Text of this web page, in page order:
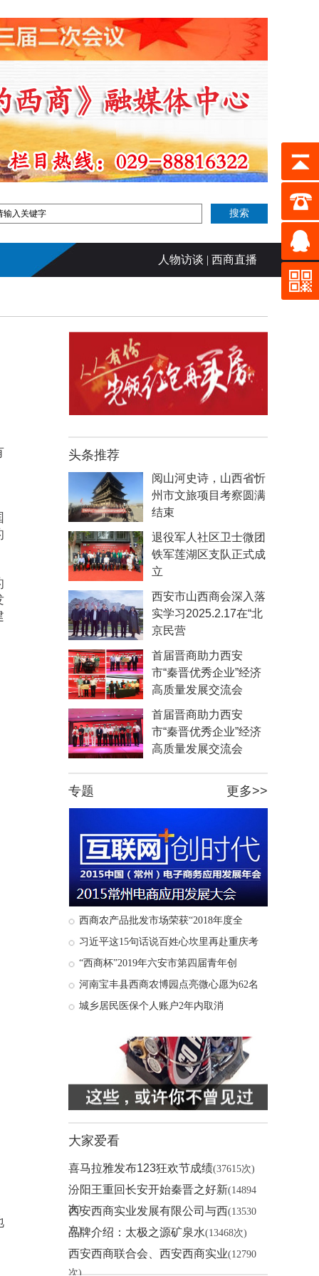
人物访谈 | 西商直播
头条推荐
阅山河史诗，山西省忻
州市文旅项目考察圆满
结束
退役军人社区卫士微团
铁军莲湖区支队正式成
立
西安市山西商会深入落
实学习2025.2.17在“北
京民营
首届晋商助力西安
市“秦晋优秀企业”经济
高质量发展交流会
首届晋商助力西安
市“秦晋优秀企业”经济
高质量发展交流会
专题 更多>>
西商农产品批发市场荣获“2018年度全
习近平这15句话说百姓心坎里再赴重庆考
“西商杯”2019年六安市第四届青年创
河南宝丰县西商农博园点亮微心愿为62名
城乡居民医保个人账户2年内取消
大家爱看
喜马拉雅发布123狂欢节成绩(37615次)
汾阳王重回长安开始秦晋之好新(14894
次)
西安西商实业发展有限公司与西(13530
次)
品牌介绍：太极之源矿泉水(13468次)
西安西商联合会、西安西商实业(12790
次)